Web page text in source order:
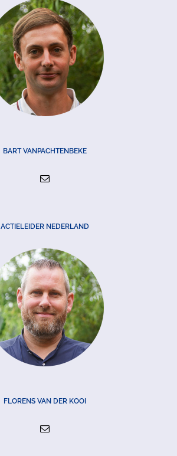
BART VANPACHTENBEKE
ACTIELEIDER NEDERLAND
FLORENS VAN DER KOOI